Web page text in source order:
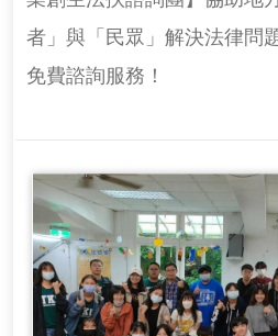
者」與「民眾」解決法律問
免費諮詢服務！